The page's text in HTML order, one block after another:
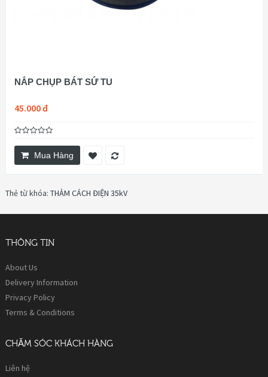
NẮP CHỤP BÁT SỨ TU
45.000 đ
Mua Hàng
Thẻ từ khóa: THẢM CÁCH ĐIỆN 35kV
THÔNG TIN
About Us
Delivery Information
Privacy Policy
Terms & Conditions
CHĂM SÓC KHÁCH HÀNG
Liên hệ